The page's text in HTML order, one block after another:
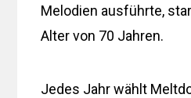
Melodien ausführte,
Alter von 70 Jahren.
Jedes Jahr wählt